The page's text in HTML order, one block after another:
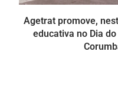
Agetrat promove,
educativa no Dia